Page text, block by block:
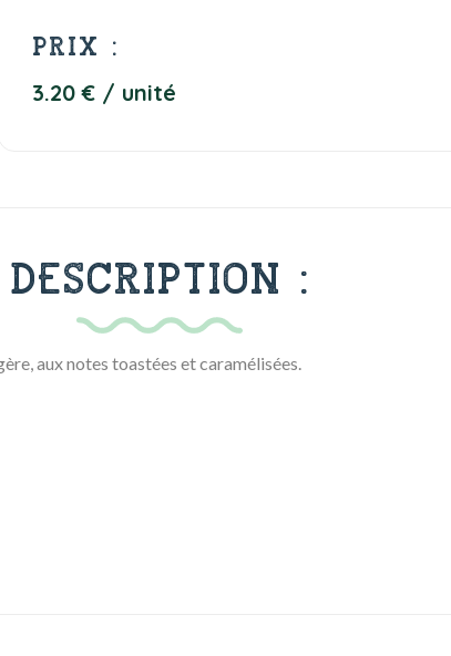
PRIX :
3.20 € / unité
DESCRIPTION :
aux notes toastées et caramélisées.